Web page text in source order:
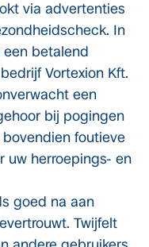
via advertenties
In
betalend
Vortexion Kft.
een
bij pogingen
foutieve
uw herroepings- en
goed na aan
Twijfelt